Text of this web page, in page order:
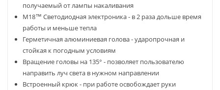
получаемый от лампы накаливания
М18™ Светодиодная электроника - в 2 раза дольше время
работы и меньше тепла
Герметичная алюминиевая голова - ударопрочная и
стойкая к погодным условиям
Вращение головы на 135° - позволяет пользователю
направить луч света в нужном направлении
Встроенный крюк - при работе освобождает руки